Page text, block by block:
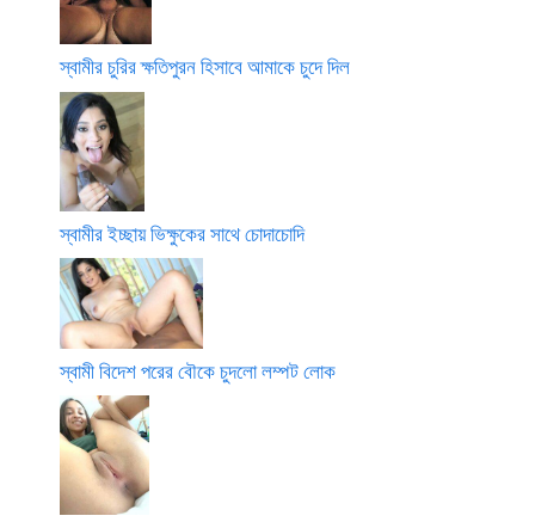
স্বামীর চুরির ক্ষতিপুরন হিসাবে আমাকে চুদে দিল
স্বামীর ইচ্ছায় ভিক্ষুকের সাথে চোদাচোদি
স্বামী বিদেশ পরের বৌকে চুদলো লম্পট লোক